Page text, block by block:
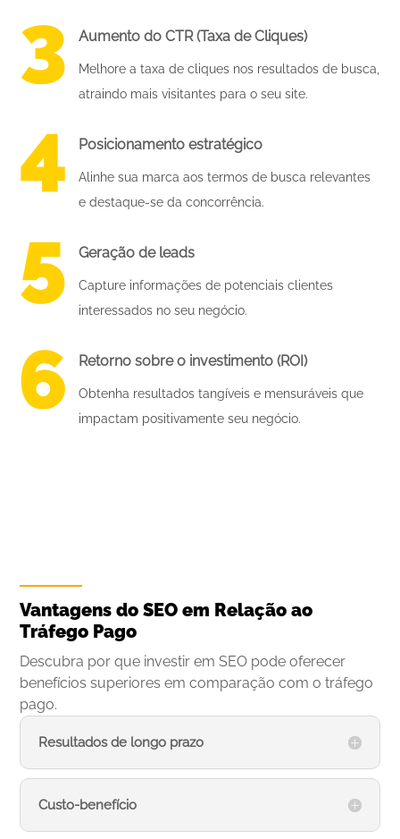
Aumento do CTR (Taxa de Cliques)
Melhore a taxa de cliques nos resultados de busca,
atraindo mais visitantes para o seu site.
Posicionamento estratégico
Alinhe sua marca aos termos de busca relevantes
e destaque-se da concorrência.
Geração de leads
Capture informações de potenciais clientes
interessados no seu negócio.
Retorno sobre o investimento (ROI)
Obtenha resultados tangíveis e mensuráveis que
impactam positivamente seu negócio.
Vantagens do SEO em Relação ao
Tráfego Pago
Descubra por que investir em SEO pode oferecer
benefícios superiores em comparação com o tráfego
pago.
Resultados de longo prazo
Custo-benefício